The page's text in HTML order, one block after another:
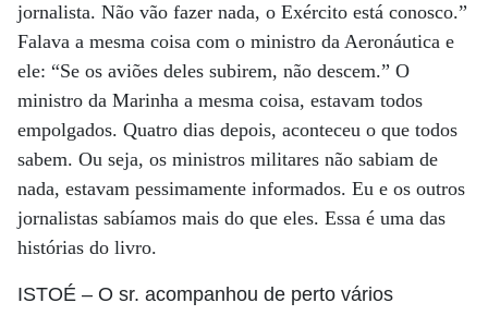
jornalista. Não vão fazer nada, o Exército está conosco.”
Falava a mesma coisa com o ministro da Aeronáutica e
ele: “Se os aviões deles subirem, não descem.” O
ministro da Marinha a mesma coisa, estavam todos
empolgados. Quatro dias depois, aconteceu o que todos
sabem. Ou seja, os ministros militares não sabiam de
nada, estavam pessimamente informados. Eu e os outros
jornalistas sabíamos mais do que eles. Essa é uma das
histórias do livro.
ISTOÉ – O sr. acompanhou de perto vários